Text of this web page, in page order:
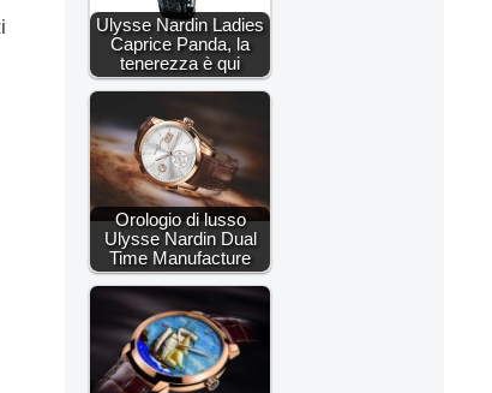
Ulysse Nardin Ladies
Caprice Panda, la
tenerezza è qui
Orologio di lusso
Ulysse Nardin Dual
Time Manufacture